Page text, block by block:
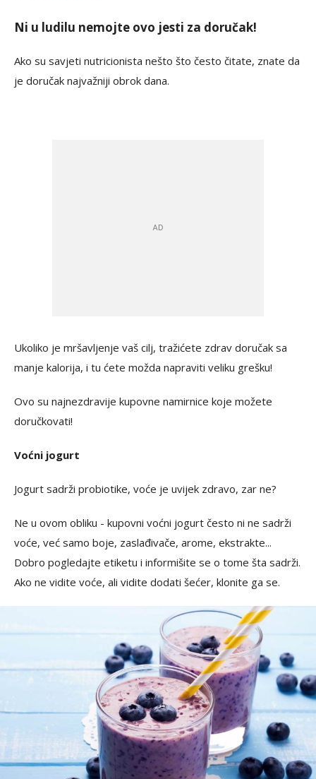
Ni u ludilu nemojte ovo jesti za doručak!
Ako su savjeti nutricionista nešto što često čitate, znate da
je doručak najvažniji obrok dana.
Ukoliko je mršavljenje vaš cilj, tražićete zdrav doručak sa
manje kalorija, i tu ćete možda napraviti veliku grešku!
Ovo su najnezdravije kupovne namirnice koje možete
doručkovati!
Voćni jogurt
Jogurt sadrži probiotike, voće je uvijek zdravo, zar ne?
Ne u ovom obliku - kupovni voćni jogurt često ni ne sadrži
voće, već samo boje, zaslađivače, arome, ekstrakte...
Dobro pogledajte etiketu i informišite se o tome šta sadrži.
Ako ne vidite voće, ali vidite dodati šećer, klonite ga se.